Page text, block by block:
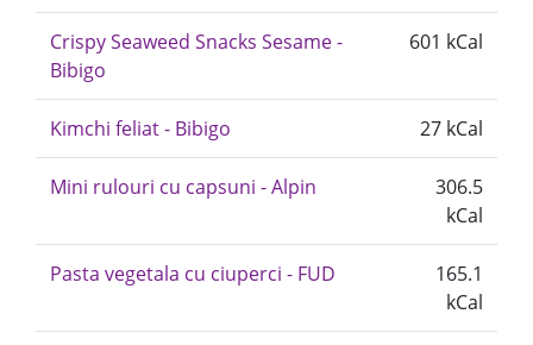
Crispy Seaweed Snacks Sesame -
Bibigo
601 kCal
Kimchi feliat - Bibigo 27 kCal
Mini rulouri cu capsuni - Alpin
306.5
kCal
Pasta vegetala cu ciuperci - FUD
165.1
kCal